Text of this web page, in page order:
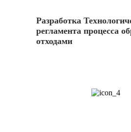
Разработка
регламента процесса
отходами